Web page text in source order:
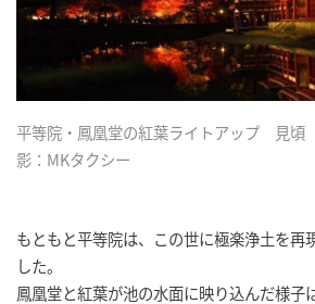
平等院・鳳凰堂の紅葉ライトアップ 見
影：MKタクシー
もともと平等院は、この世に極楽浄土を再
した。
鳳凰堂と紅葉が池の水面に映り込んだ様子